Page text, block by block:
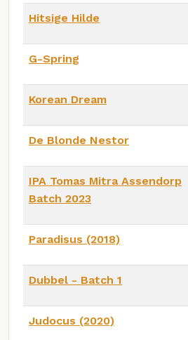
Hitsige Hilde
G-Spring
Korean Dream
De Blonde Nestor
IPA Tomas Mitra Assendorp
Batch 2023
Paradisus (2018)
Dubbel - Batch 1
Judocus (2020)